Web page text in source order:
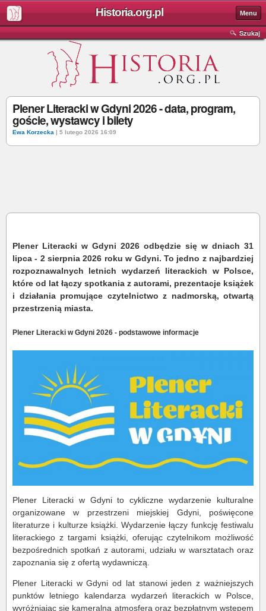
Historia.org.pl Menu
Szukaj
Plener Literacki w Gdyni 2026 - data, program,
goście, wystawcy i bilety
Ewa Korzecka | 5 lutego 2026 16:09
Plener Literacki w Gdyni 2026 odbędzie się w dniach 31
lipca - 2 sierpnia 2026 roku w Gdyni. To jedno z najbardziej
rozpoznawalnych letnich wydarzeń literackich w Polsce,
które od lat łączy spotkania z autorami, prezentacje książek
i działania promujące czytelnictwo z nadmorską, otwartą
przestrzenią miasta.
Plener Literacki w Gdyni 2026 - podstawowe informacje
Plener Literacki w Gdyni to cykliczne wydarzenie kulturalne
organizowane w przestrzeni miejskiej Gdyni, poświęcone
literaturze i kulturze książki. Wydarzenie łączy funkcję festiwalu
literackiego z targami książki, oferując czytelnikom możliwość
bezpośrednich spotkań z autorami, udziału w warsztatach oraz
zapoznania się z ofertą wydawniczą.
Plener Literacki w Gdyni od lat stanowi jeden z ważniejszych
punktów letniego kalendarza wydarzeń literackich w Polsce,
wyróżniając się kameralną atmosferą oraz bezpłatnym wstępem